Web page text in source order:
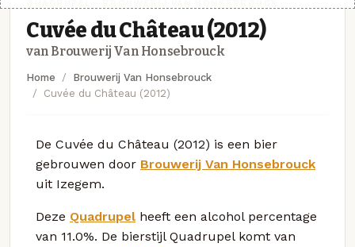
Cuvée du Château (2012)
van Brouwerij Van Honsebrouck
Home
Brouwerij Van Honsebrouck
Cuvée du Château (2012)
De Cuvée du Château (2012) is een bier
gebrouwen door Brouwerij Van Honsebrouck
uit Izegem.
Deze Quadrupel heeft een alcohol percentage
van 11.0%. De bierstijl Quadrupel komt van